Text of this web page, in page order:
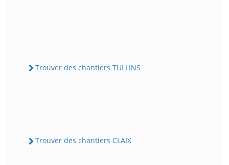
Trouver des chantiers TULLINS
Trouver des chantiers CLAIX